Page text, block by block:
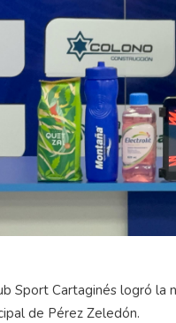
Sport Cartaginés logró la
de Pérez Zeledón.